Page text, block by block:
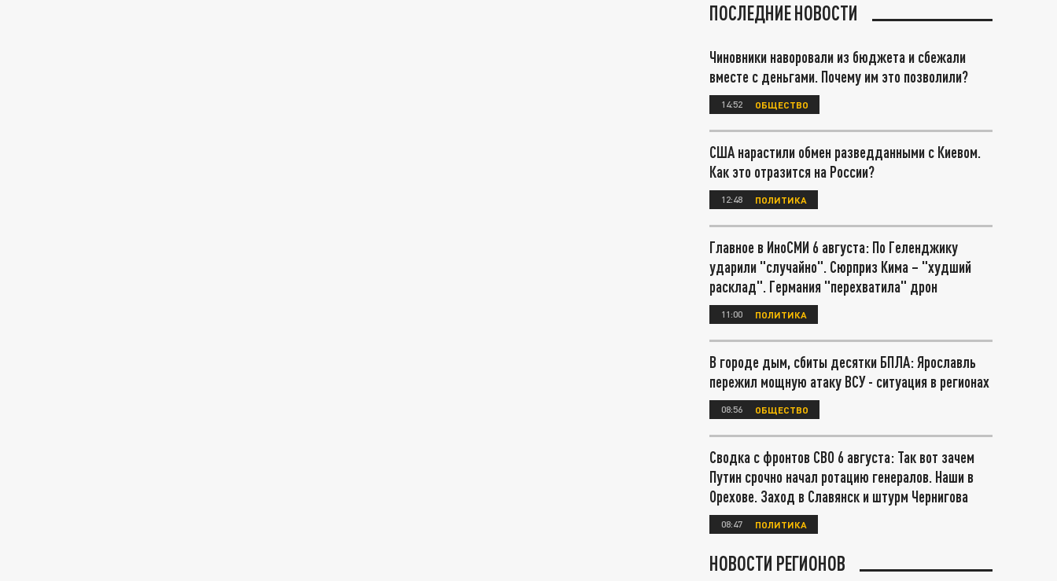
ПОСЛЕДНИЕ НОВОСТИ
Чиновники наворовали из бюджета и сбежали
вместе с деньгами. Почему им это позволили?
14:52 ОБЩЕСТВО
США нарастили обмен разведданными с Киевом.
Как это отразится на России?
12:48 ПОЛИТИКА
Главное в ИноСМИ 6 августа: По Геленджику
ударили "случайно". Сюрприз Кима – "худший
расклад". Германия "перехватила" дрон
11:00 ПОЛИТИКА
В городе дым, сбиты десятки БПЛА: Ярославль
пережил мощную атаку ВСУ - ситуация в регионах
08:56 ОБЩЕСТВО
Сводка с фронтов СВО 6 августа: Так вот зачем
Путин срочно начал ротацию генералов. Наши в
Орехове. Заход в Славянск и штурм Чернигова
08:47 ПОЛИТИКА
НОВОСТИ РЕГИОНОВ